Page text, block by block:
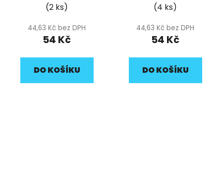
(2 ks)
44,63 Kč bez DPH
54 Kč
DO KOŠÍKU
(4 ks)
44,63 Kč bez DPH
54 Kč
DO KOŠÍKU